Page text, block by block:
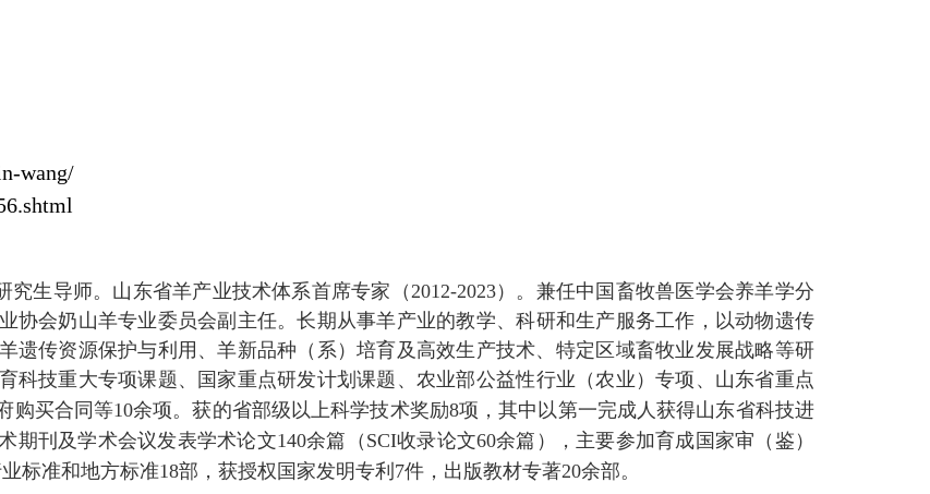
wang/
究生导师。山东省羊产业技术体系首席专家 （ 2012-2023） 。兼任中国畜牧兽医学会养羊学分
协会奶山羊专业委员会副主任。长期从事羊产业的教学、科研和生产服务工作，以动物遗传
遗传资源保护与利用、羊新品种（系）培育及高效生产技术、特定区域畜牧业发展战略等研
技重大专项课题、国家重点研发计划课题、 农业部公益性行业（农业）专项 、 山东省重点
购买合同等10余项。获的省部级以上科学技术奖励8项，其中以第一完成 人获得山东省科技进
期刊及学术会议发表学术论文140余篇（ SCI收录论文60余篇），主要参加育成国家审（鉴）
标准和地方标准18部，获授权国家发明专利 7件，出版教材专著20余部。